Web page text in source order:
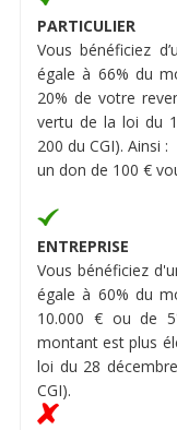
PARTICULIER
Vous bénéficiez
égale à 66% du
20% de votre
vertu de la loi du
200 du CGI). Ainsi :
un don de 100 €
ENTREPRISE
Vous bénéficiez
égale à 60% du
10.000 € ou de
montant est plus
loi du 28
CGI).